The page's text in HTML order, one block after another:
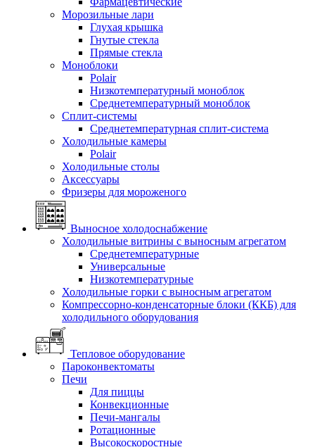
Морозильные лари
Глухая крышка
Гнутые стекла
Прямые стекла
Моноблоки
Polair
Низкотемпературный моноблок
Среднетемпературный моноблок
Сплит-системы
Среднетемпературная сплит-система
Холодильные камеры
Polair
Холодильные столы
Аксессуары
Фризеры для мороженого
Выносное холодоснабжение
Холодильные витрины с выносным агрегатом
Среднетемпературные
Универсальные
Низкотемпературные
Холодильные горки с выносным агрегатом
Компрессорно-конденсаторные блоки (ККБ) для
холодильного оборудования
Тепловое оборудование
Пароконвектоматы
Печи
Для пиццы
Конвекционные
Печи-мангалы
Ротационные
Высокоскоростные